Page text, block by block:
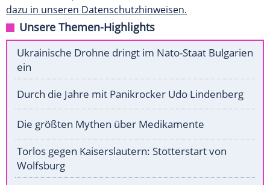
dazu in unseren Datenschutzhinweisen.
Unsere Themen-Highlights
Ukrainische Drohne dringt im Nato-Staat Bulgarien
ein
Durch die Jahre mit Panikrocker Udo Lindenberg
Die größten Mythen über Medikamente
Torlos gegen Kaiserslautern: Stotterstart von
Wolfsburg